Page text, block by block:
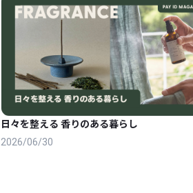
日々を整える 香りのある暮らし
2026/06/30